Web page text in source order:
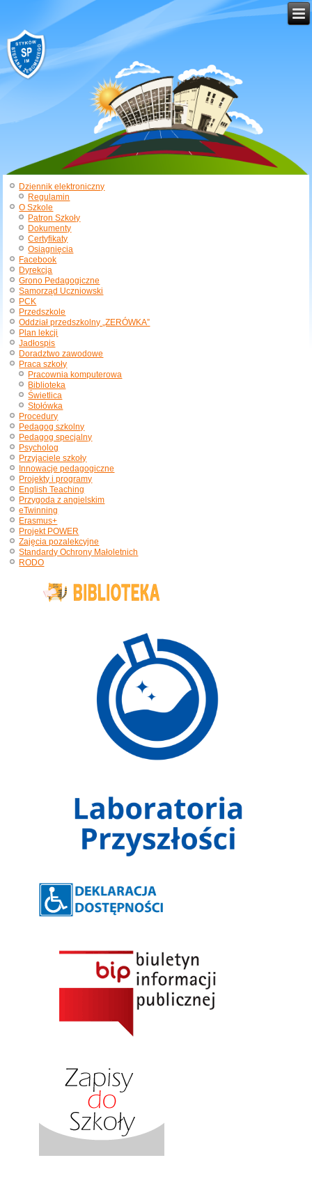
Dziennik elektroniczny
Regulamin
O Szkole
Patron Szkoły
Dokumenty
Certyfikaty
Osiągnięcia
Facebook
Dyrekcja
Grono Pedagogiczne
Samorząd Uczniowski
PCK
Przedszkole
Oddział przedszkolny „ZERÓWKA”
Plan lekcji
Jadłospis
Doradztwo zawodowe
Praca szkoły
Pracownia komputerowa
Biblioteka
Świetlica
Stołówka
Procedury
Pedagog szkolny
Pedagog specjalny
Psycholog
Przyjaciele szkoły
Innowacje pedagogiczne
Projekty i programy
English Teaching
Przygoda z angielskim
eTwinning
Erasmus+
Projekt POWER
Zajęcia pozalekcyjne
Standardy Ochrony Małoletnich
RODO